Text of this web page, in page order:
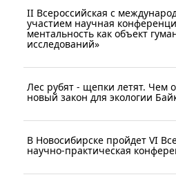
II Всероссийская с
участием научная
ментальность как объект
исследований»
Лес рубят - щепки летят. Чем
новый закон для экологии
В Новосибирске пройдет VI
научно-практическая